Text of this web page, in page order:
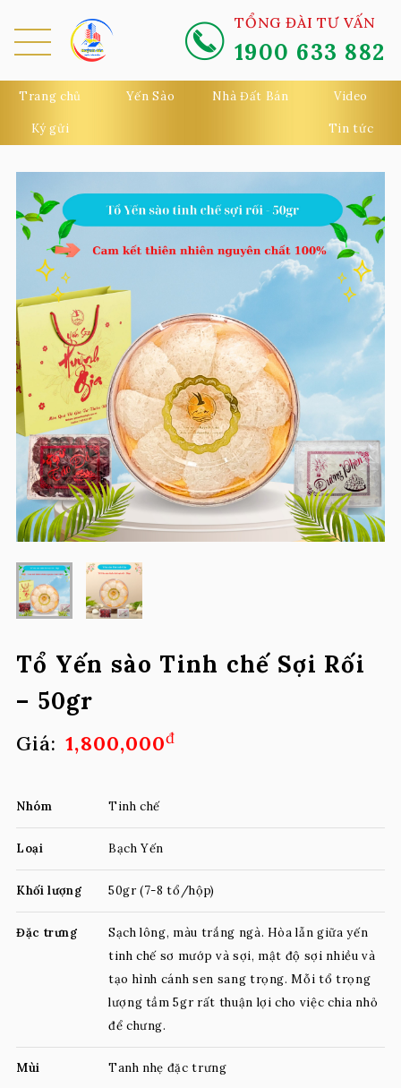
TỔNG ĐÀI TƯ VẤN
1900 633 882
Trang chủ Yến Sào Nhà Đất Bán Video
Ký gửi Tin tức
MEN
Tổ Yến sào Tinh chế Sợi Rối
– 50gr
Giá: 1,800,000đ
Nhóm Tinh chế
Loại Bạch Yến
Khối lượng 50gr (7-8 tổ/hộp)
Đặc trưng
Sạch lông, màu trắng ngà. Hòa lẫn giữa yến
tinh chế sơ mướp và sợi, mật độ sợi nhiều và
tạo hình cánh sen sang trọng. Mỗi tổ trọng
lượng tầm 5gr rất thuận lợi cho việc chia nhỏ
để chưng.
Mùi Tanh nhẹ đặc trưng